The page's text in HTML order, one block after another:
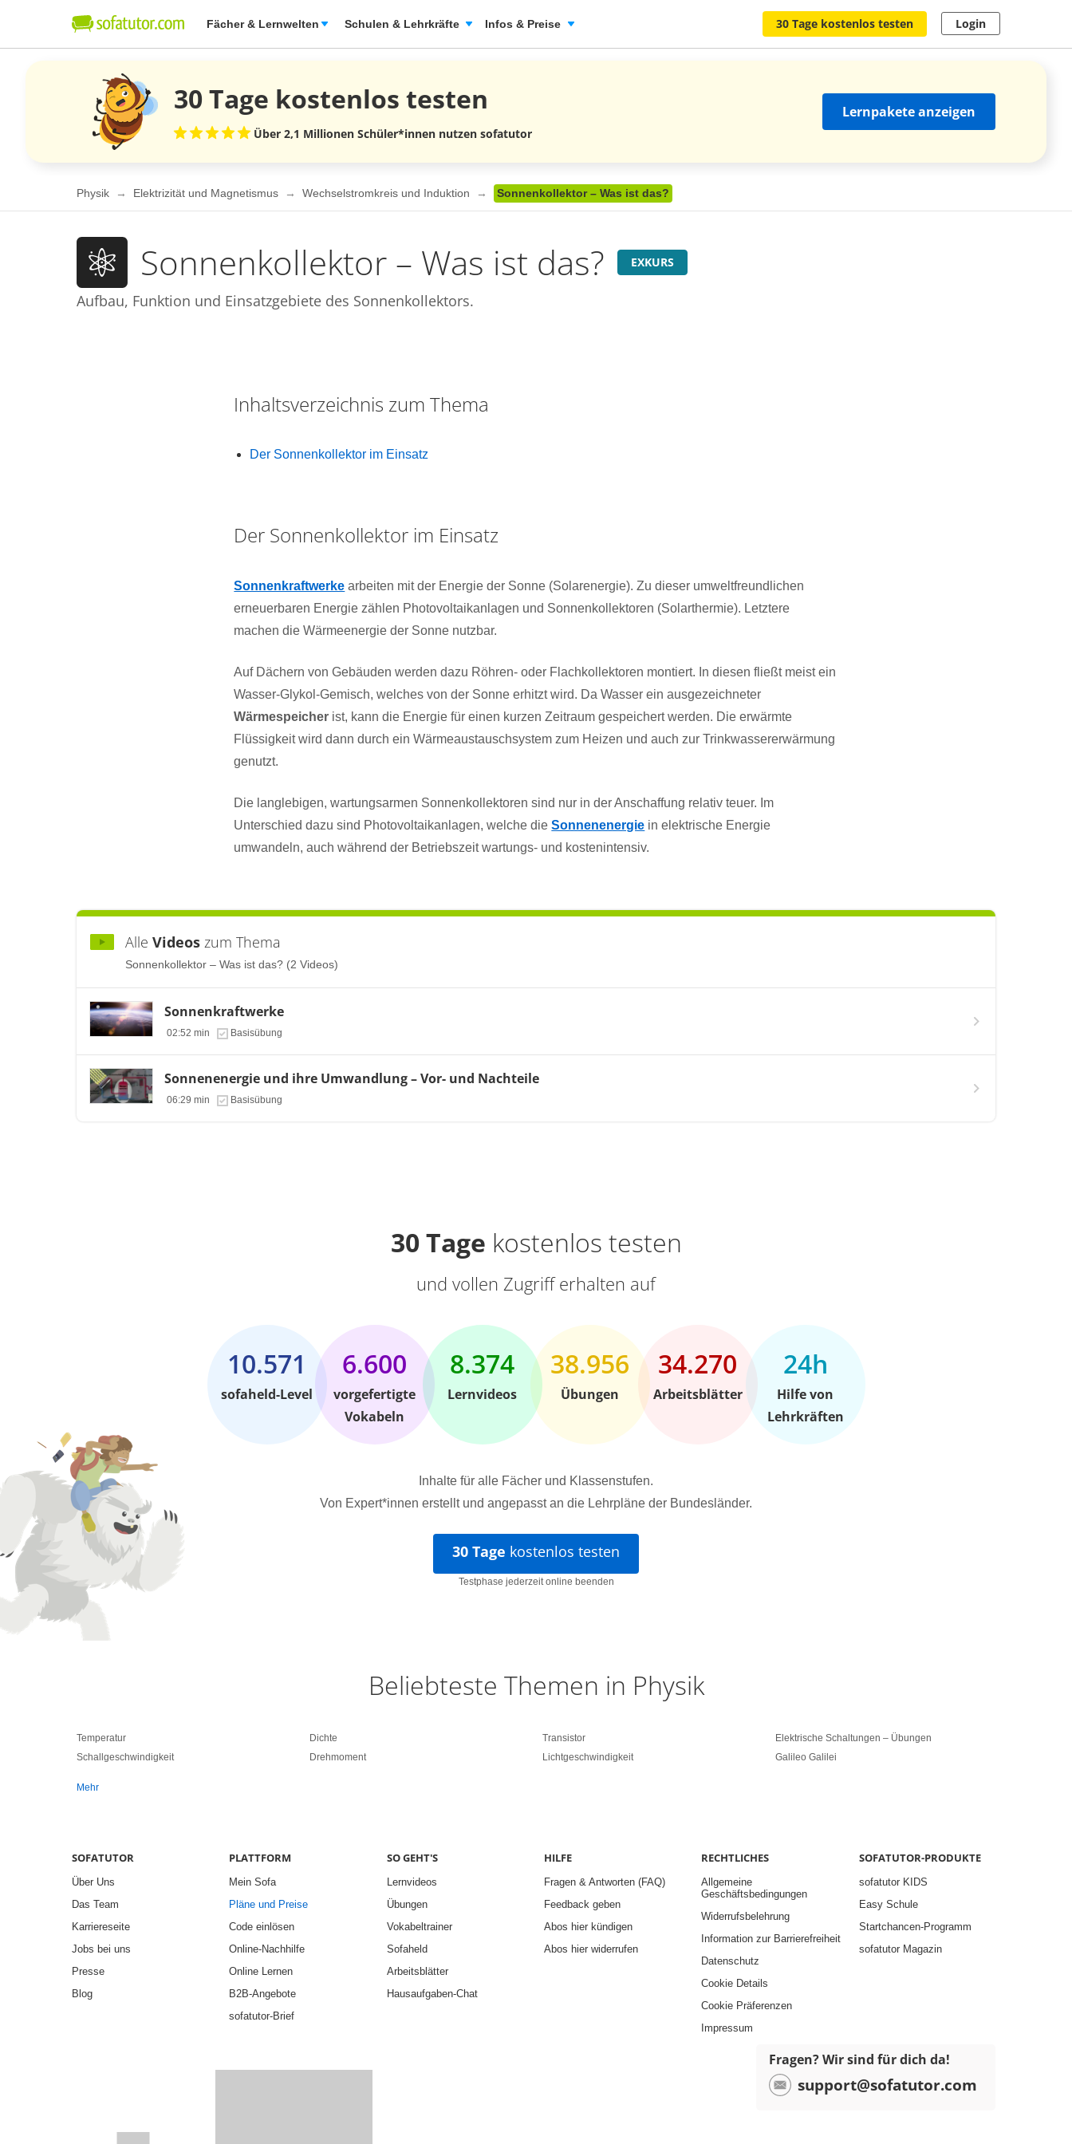
Fächer & Lernwelten Schulen & Lehrkräfte Infos & Preise 30 Tage kostenlos testen Login
30 Tage kostenlos testen
Über 2,1 Millionen Schüler*innen nutzen sofatutor
Lernpakete anzeigen
Physik Elektrizität und Magnetismus Wechselstromkreis und Induktion Sonnenkollektor – Was ist das?
Sonnenkollektor – Was ist das? EXKURS
Aufbau, Funktion und Einsatzgebiete des Sonnenkollektors.
Inhaltsverzeichnis zum Thema
Der Sonnenkollektor im Einsatz
Der Sonnenkollektor im Einsatz
Sonnenkraftwerke arbeiten mit der Energie der Sonne (Solarenergie). Zu dieser umweltfreundlichen
erneuerbaren Energie zählen Photovoltaikanlagen und Sonnenkollektoren (Solarthermie). Letztere
machen die Wärmeenergie der Sonne nutzbar.
Auf Dächern von Gebäuden werden dazu Röhren- oder Flachkollektoren montiert. In diesen fließt meist ein
Wasser-Glykol-Gemisch, welches von der Sonne erhitzt wird. Da Wasser ein ausgezeichneter
Wärmespeicher ist, kann die Energie für einen kurzen Zeitraum gespeichert werden. Die erwärmte
Flüssigkeit wird dann durch ein Wärmeaustauschsystem zum Heizen und auch zur Trinkwassererwärmung
genutzt.
Die langlebigen, wartungsarmen Sonnenkollektoren sind nur in der Anschaffung relativ teuer. Im
Unterschied dazu sind Photovoltaikanlagen, welche dieSonnenenergie in elektrische Energie
umwandeln, auch während der Betriebszeit wartungs- und kostenintensiv.
Alle Videos zum Thema
Sonnenkollektor – Was ist das? (2 Videos)
Sonnenkraftwerke
02:52 min Basisübung
Sonnenenergie und ihre Umwandlung – Vor- und Nachteile
06:29 min Basisübung
30 Tage kostenlos testen
und vollen Zugriff erhalten auf
10.571
sofaheld-Level
6.600
vorgefertigte
Vokabeln
8.374
Lernvideos
38.956
Übungen
34.270
Arbeitsblätter
24h
Hilfe von
Lehrkräften
Inhalte für alle Fächer und Klassenstufen.
Von Expert*innen erstellt und angepasst an die Lehrpläne der Bundesländer.
30 Tage kostenlos testen
Testphase jederzeit online beenden
Beliebteste Themen in Physik
Temperatur
Schallgeschwindigkeit
Dichte
Drehmoment
Transistor
Lichtgeschwindigkeit
Elektrische Schaltungen – Übungen
Galileo Galilei
Mehr
SOFATUTOR
Über Uns
Das Team
Karriereseite
Jobs bei uns
Presse
Blog
PLATTFORM
Mein Sofa
Pläne und Preise
Code einlösen
Online-Nachhilfe
Online Lernen
B2B-Angebote
sofatutor-Brief
SO GEHT'S
Lernvideos
Übungen
Vokabeltrainer
Sofaheld
Arbeitsblätter
Hausaufgaben-Chat
HILFE
Fragen & Antworten (FAQ)
Feedback geben
Abos hier kündigen
Abos hier widerrufen
RECHTLICHES
Allgemeine
Geschäftsbedingungen
Widerrufsbelehrung
Information zur Barrierefreiheit
Datenschutz
Cookie Details
Cookie Präferenzen
Impressum
SOFATUTOR-PRODUKTE
sofatutor KIDS
Easy Schule
Startchancen-Programm
sofatutor Magazin
Fragen? Wir sind für dich da!
support@sofatutor.com